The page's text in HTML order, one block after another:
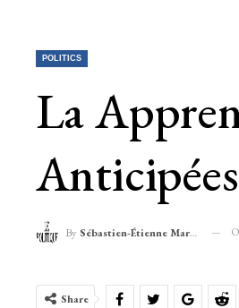
POLITICS
La
By Sébastien-Étienne Marechal
Share